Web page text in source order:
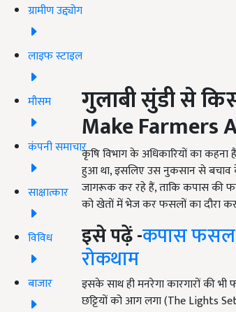
ग्रामीण उद्द्योग
लाइफ स्टाइल
मौसम
कंपनी समाचार
साक्षात्कार
विविध
बाजार
गुलाबी सुंडी से
Make Farmers
कृषि विभाग के अधिकारियों का
हुआ था, इसलिए उस नुकसान से बचाव
जागरूक कर रहे हैं, ताकि कपास की
को खेतों में भेज कर फसलों का दौरा
इसे पढ़ें -कपास फसल
रोकथाम
इसके साथ ही मनरेगा कारगारों की
छट्टियों को आग लगा (The Lights